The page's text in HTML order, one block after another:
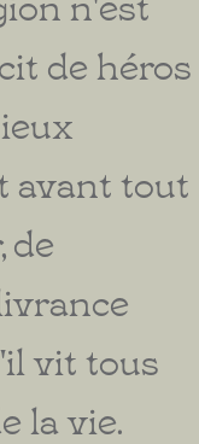
de héros
avant tout
de
vit tous
la vie.